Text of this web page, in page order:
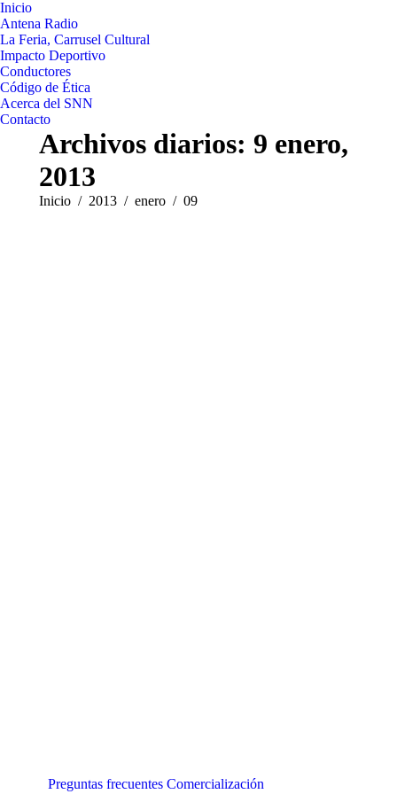
Inicio
Antena Radio
La Feria, Carrusel Cultural
Impacto Deportivo
Conductores
Código de Ética
Acerca del SNN
Contacto
Archivos diarios: 9 enero,
2013
Estás aquí:
Inicio 2013 enero 09
Preguntas frecuentes Comercialización